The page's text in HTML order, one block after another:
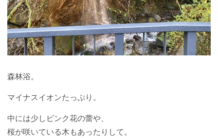
森林浴。
マイナスイオンたっぷり。
中には少しピンク花の蕾や、
桜が咲いている木もあったりして。